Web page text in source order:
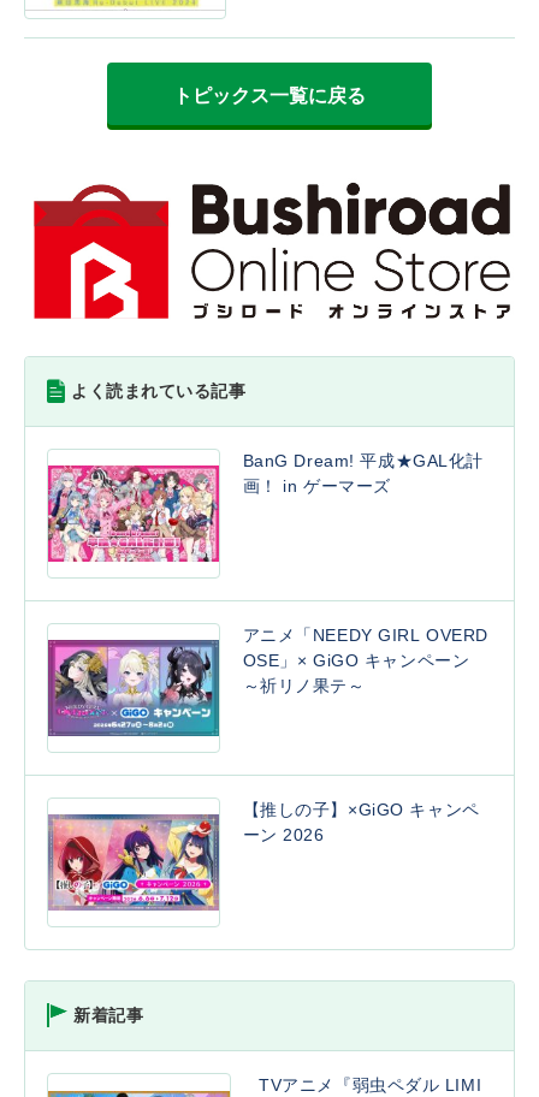
トピックス一覧に戻る
よく読まれている記事
BanG Dream! 平成★GAL化計
画！ in ゲーマーズ
アニメ「NEEDY GIRL OVERD
OSE」× GiGO キャンペーン
～祈リノ果テ～
【推しの子】×GiGO キャンペ
ーン 2026
新着記事
TVアニメ『弱虫ペダル LIMI